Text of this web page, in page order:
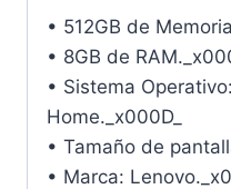
• 512GB de
• 8GB de
• Sistema
Home._x000D_
• Tamaño de
• Marca: